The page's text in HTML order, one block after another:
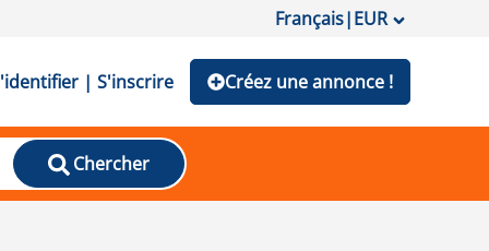
Français|EUR
| S'inscrire Créez une annonce !
Chercher